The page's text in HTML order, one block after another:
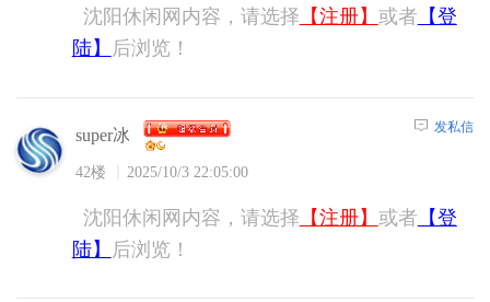
沈阳休闲网内容，请选择 【注册】 或者 【登
陆】
后浏览！
super冰
42楼 2025/10/3 22:05:00
发私信
沈阳休闲网内容，请选择 【注册】 或者 【登
陆】
后浏览！